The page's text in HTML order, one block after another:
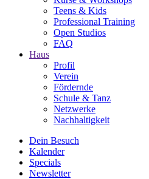
Teens & Kids
Professional Training
Open Studios
FAQ
Haus
Profil
Verein
Fördernde
Schule & Tanz
Netzwerke
Nachhaltigkeit
Dein Besuch
Kalender
Specials
Newsletter